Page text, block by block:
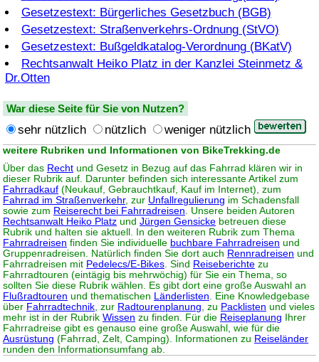
Gesetzestext: Bürgerliches Gesetzbuch (BGB)
Gesetzestext: Straßenverkehrs-Ordnung (StVO)
Gesetzestext: Bußgeldkatalog-Verordnung (BKatV)
Rechtsanwalt Heiko Platz in der Kanzlei Steinmetz &
Dr.Otten
War diese Seite für Sie von Nutzen?
sehr nützlich nützlich weniger nützlich
weitere Rubriken und Informationen von BikeTrekking.de
Über das Recht und Gesetz in Bezug auf das Fahrrad klären wir in
dieser Rubrik auf. Darunter befinden sich interessante Artikel zum
Fahrradkauf (Neukauf, Gebrauchtkauf, Kauf im Internet), zum
Fahrrad im Straßenverkehr, zur Unfallregulierung im Schadensfall
sowie zum Reiserecht bei Fahrradreisen. Unsere beiden Autoren
Rechtsanwalt Heiko Platz und Jürgen Gensicke betreuen diese
Rubrik und halten sie aktuell. In den weiteren Rubrik zum Thema
Fahrradreisen finden Sie individuelle buchbare Fahrradreisen und
Gruppenradreisen. Natürlich finden Sie dort auch Rennradreisen und
Fahrradreisen mit Pedelecs/E-Bikes. Sind Reiseberichte zu
Fahrradtouren (eintägig bis mehrwöchig) für Sie ein Thema, so
sollten Sie diese Rubrik wählen. Es gibt dort eine große Auswahl an
Flußradtouren und thematischen Länderlisten. Eine Knowledgebase
über Fahrradtechnik, zur Radtourenplanung, zu Packlisten und vieles
mehr ist in der Rubrik Wissen zu finden. Für die Reiseplanung Ihrer
Fahrradreise gibt es genauso eine große Auswahl, wie für die
Ausrüstung (Fahrrad, Zelt, Camping). Informationen zu Reiseländer
runden den Informationsumfang ab.